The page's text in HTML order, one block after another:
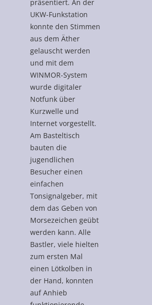
präsentiert. An der
UKW-Funkstation
konnte den Stimmen
aus dem Äther
gelauscht werden
und mit dem
WINMOR-System
wurde digitaler
Notfunk über
Kurzwelle und
Internet vorgestellt.
Am Basteltisch
bauten die
jugendlichen
Besucher einen
einfachen
Tonsignalgeber, mit
dem das Geben von
Morsezeichen geübt
werden kann. Alle
Bastler, viele hielten
zum ersten Mal
einen Lötkolben in
der Hand, konnten
auf Anhieb